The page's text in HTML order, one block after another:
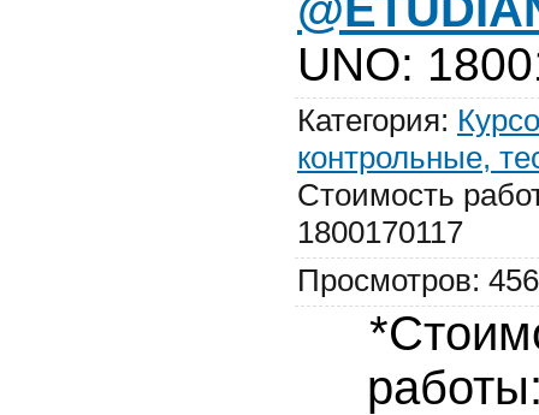
UNO:
Категория:
контрольные,
Стоимость
1800170117
Просмотров: 456